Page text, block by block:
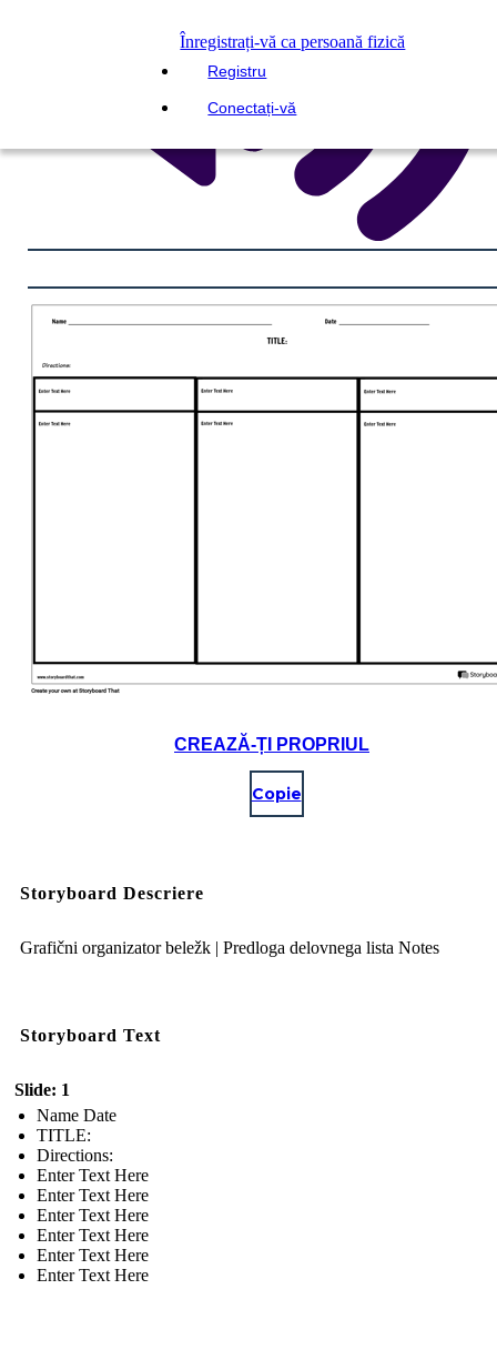
Înregistrați-vă ca persoană fizică
Registru
Conectați-vă
CREAZĂ-ȚI PROPRIUL
Copie
Storyboard Descriere
Grafični organizator beležk | Predloga delovnega lista Notes
Storyboard Text
Slide: 1
Name Date
TITLE :
Directions:
Enter Text Here
Enter Text Here
Enter Text Here
Enter Text Here
Enter Text Here
Enter Text Here